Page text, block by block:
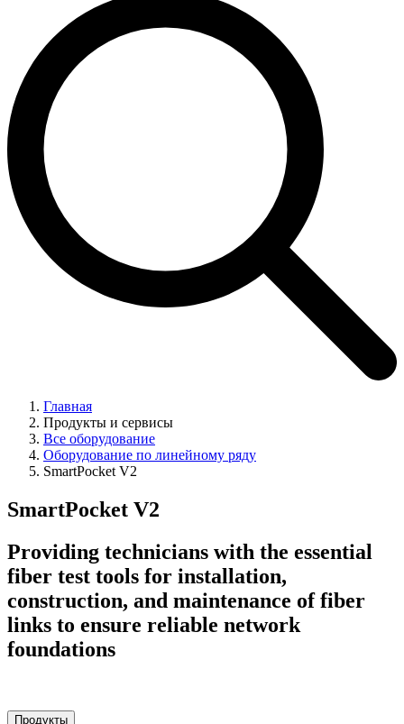
Главная
Продукты и сервисы
Все оборудование
Оборудование по линейному ряду
SmartPocket V2
SmartPocket V2
Providing technicians with the essential
fiber test tools for installation,
construction, and maintenance of fiber
links to ensure reliable network
foundations
Продукты